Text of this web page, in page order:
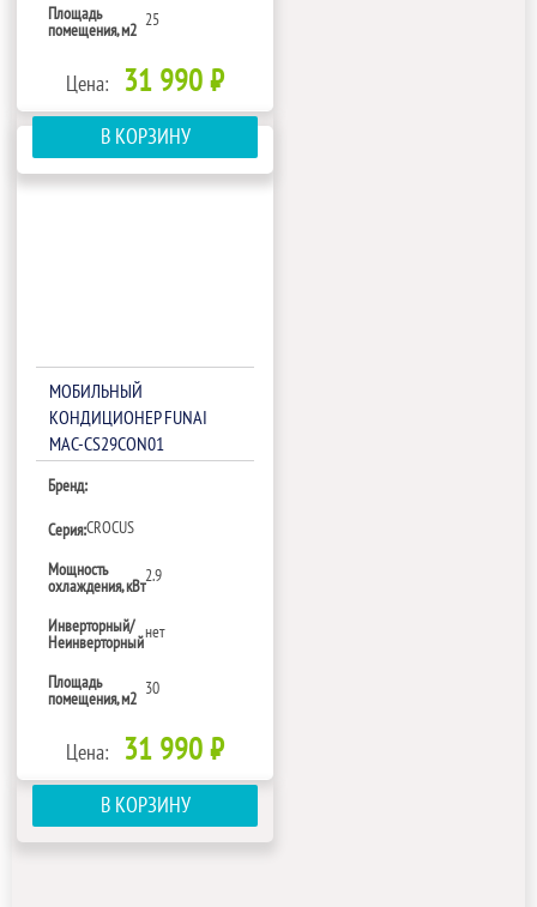
Площадь
помещения, м2
25
Цена: 31 990 ₽
В КОРЗИНУ
МОБИЛЬНЫЙ
КОНДИЦИОНЕР FUNAI
MAC-CS29CON01
Бренд:
Серия:CROCUS
Мощность
охлаждения, кВт
2.9
Инверторный/
Неинверторный
нет
Площадь
помещения, м2
30
Цена: 31 990 ₽
В КОРЗИНУ